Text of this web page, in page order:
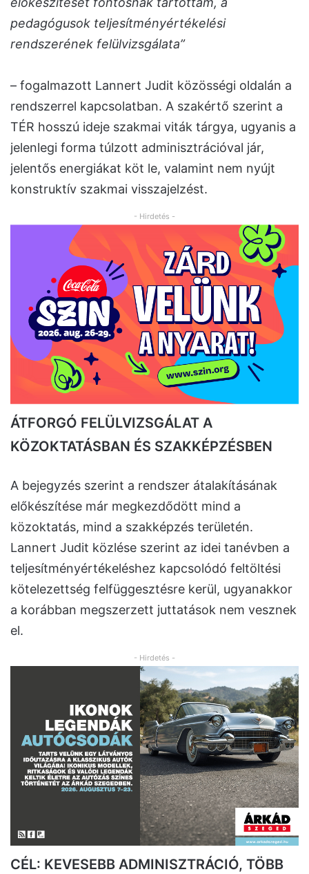
pedagógusok teljesítményértékelési
rendszerének felülvizsgálata”
– fogalmazott Lannert Judit közösségi oldalán a
rendszerrel kapcsolatban. A szakértő szerint a
TÉR hosszú ideje szakmai viták tárgya, ugyanis a
jelenlegi forma túlzott adminisztrációval jár,
jelentős energiákat köt le, valamint nem nyújt
konstruktív szakmai visszajelzést.
- Hirdetés -
ÁTFORGÓ FELÜLVIZSGÁLAT A
KÖZOKTATÁSBAN ÉS SZAKKÉPZÉSBEN
A bejegyzés szerint a rendszer átalakításának
előkészítése már megkezdődött mind a
közoktatás, mind a szakképzés területén.
Lannert Judit közlése szerint az idei tanévben a
teljesítményértékeléshez kapcsolódó feltöltési
kötelezettség felfüggesztésre kerül, ugyanakkor
a korábban megszerzett juttatások nem vesznek
el.
- Hirdetés -
CÉL: KEVESEBB ADMINISZTRÁCIÓ, TÖBB